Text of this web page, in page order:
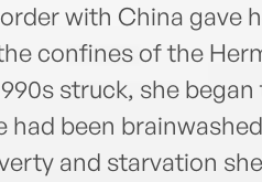
with China gave
confines of the
struck, she
had been
and starvation